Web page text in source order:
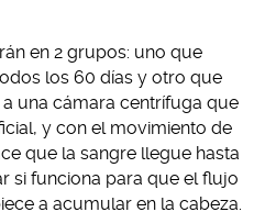
en 2 grupos: uno que
los 60 días y otro que
una cámara centrífuga que
y con el movimiento de
que la sangre llegue hasta
si funciona para que el flujo
a acumular en la cabeza.